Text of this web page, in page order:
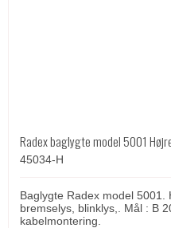
Radex baglygte model 5001
45034-H
Baglygte Radex model 5001.
bremselys, blinklys,. Mål : B
kabelmontering.